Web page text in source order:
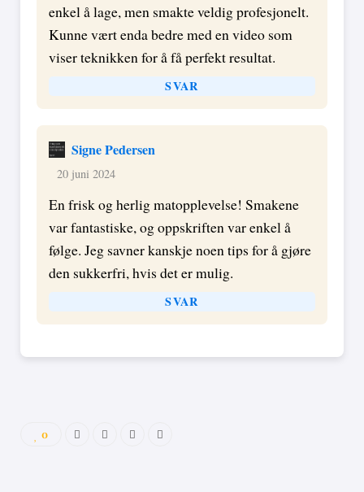
enkel å lage, men smakte veldig profesjonelt.
Kunne vært enda bedre med en video som
viser teknikken for å få perfekt resultat.
SVAR
Signe Pedersen
20 juni 2024
En frisk og herlig matopplevelse! Smakene
var fantastiske, og oppskriften var enkel å
følge. Jeg savner kanskje noen tips for å gjøre
den sukkerfri, hvis det er mulig.
SVAR
0